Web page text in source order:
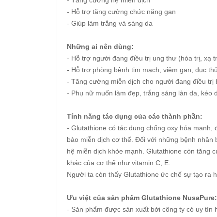
- Hỗ trợ tăng cường chức năng gan
- Giúp làm trắng và sáng da
Những ai nên dùng:
- Hỗ trợ người đang điều trị ung thư (hóa trị, xạ
- Hỗ trợ phòng bệnh tim mạch, viêm gan, đục
- Tăng cường miễn dịch cho người đang điều trị
- Phụ nữ muốn làm đẹp, trắng sáng làn da, kéo
Tính năng tác dụng của các thành phần:
- Glutathione có tác dụng chống oxy hóa
bào miễn dịch cơ thể. Đối với những bệnh nhân
hệ miễn dịch khỏe mạnh. Glutathione còn tăng
khác của cơ thể như vitamin C, E.
Người ta còn thấy Glutathione ức chế sự tạo ra
Ưu việt của sản phẩm Glutathione NusaPure:
- Sản phẩm được sản xuất bởi công ty có uy